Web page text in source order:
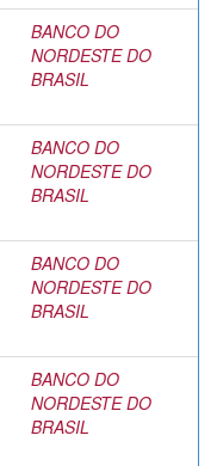
BANCO DO
NORDESTE DO
BRASIL
BANCO DO
NORDESTE DO
BRASIL
BANCO DO
NORDESTE DO
BRASIL
BANCO DO
NORDESTE DO
BRASIL